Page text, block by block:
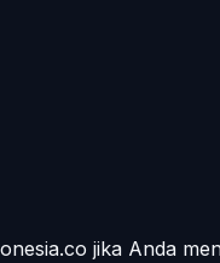
jika Anda